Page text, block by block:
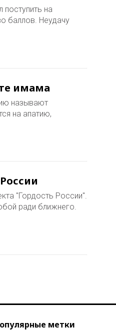
на
баллов. Неудачу
имама
называют
на апатию,
"Гордость России".
ради ближнего.
метки